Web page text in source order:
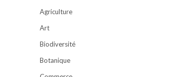
Agriculture
Art
Biodiversité
Botanique